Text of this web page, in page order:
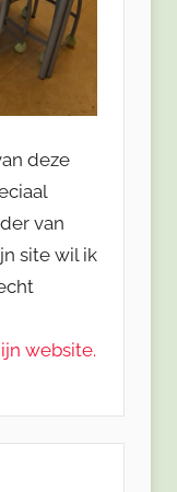
deze
van
site wil ik
website.